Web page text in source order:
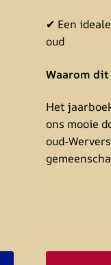
✔ Een
oud
Waarom
Het
ons mooie
oud-